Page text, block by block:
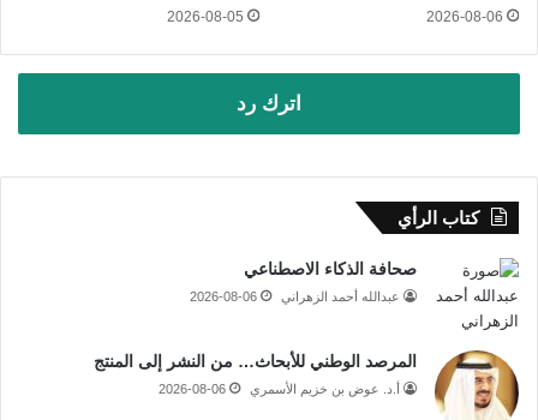
2026-08-06
2026-08-05
اترك رد
كتاب الرأي
صحافة الذكاء الاصطناعي
عبدالله أحمد الزهراني 2026-08-06
المرصد الوطني للأبحاث… من النشر إلى المنتج
أ.د. عوض بن خزيم الأسمري 2026-08-06